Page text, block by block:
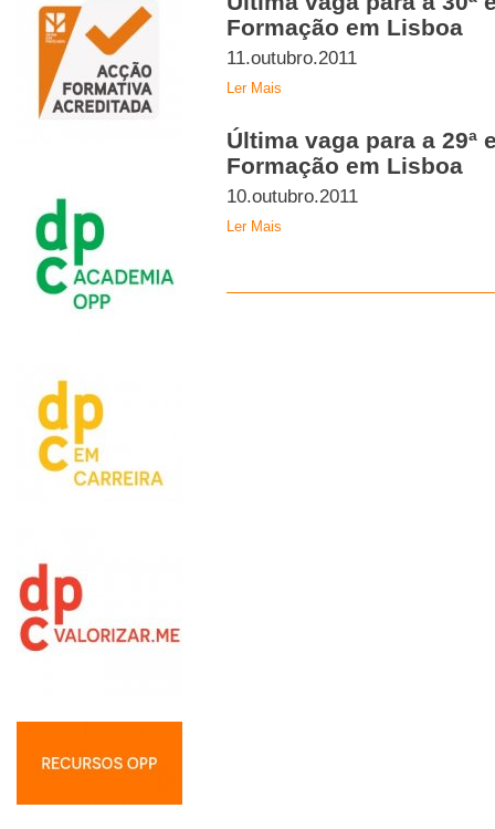
Formação em Lisboa
11.outubro.2011
Ler Mais
Última vaga para a 29ª
Formação em Lisboa
10.outubro.2011
Ler Mais